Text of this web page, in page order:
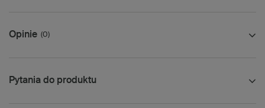
Opinie (0)
Pytania do produktu